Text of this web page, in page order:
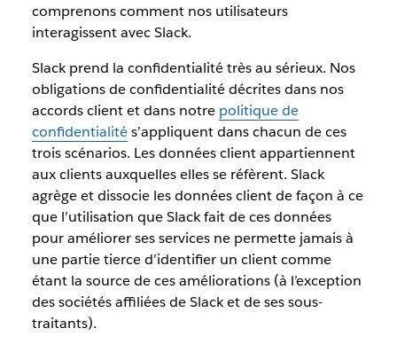
comprenons comment nos utilisateurs
interagissent avec Slack.
Slack prend la confidentialité très au sérieux. Nos
obligations de confidentialité décrites dans nos
accords client et dans notre politique de
confidentialités’appliquent dans chacun de ces
trois scénarios. Les données client appartiennent
aux clients auxquelles elles se réfèrent. Slack
agrège et dissocie les données client de façon à ce
que l’utilisation que Slack fait de ces données
pour améliorer ses services ne permette jamais à
une partie tierce d’identifier un client comme
étant la source de ces améliorations (à l’exception
des sociétés affiliées de Slack et de ses sous-
traitants).